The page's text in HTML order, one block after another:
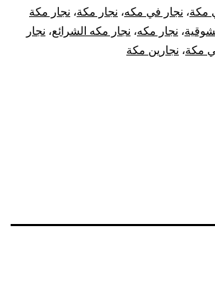
مكة، نجار في مكه، نجار مكة، نجار مكة
، نجار مكه، نجار مكه الشرائع، نجار
مكة، نجارين مكة